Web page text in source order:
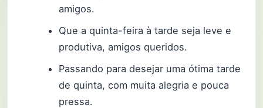
amigos.
Que a quinta-feira à tarde seja leve e
produtiva, amigos queridos.
Passando para desejar uma ótima tarde
de quinta, com muita alegria e pouca
pressa.